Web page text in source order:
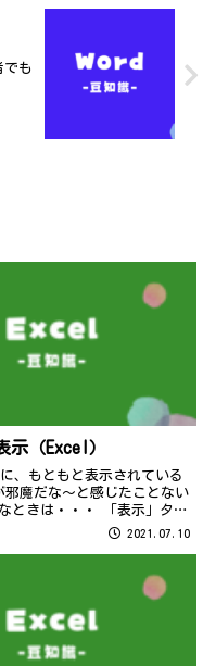
でも
示（Excel）
、もともと表示されている
邪魔だな～と感じたことない
ときは・・・ 「表示」タブ
の☑をクリックし外しましょ
2021.07.10